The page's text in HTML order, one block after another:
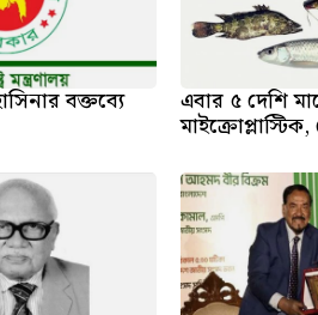
বক্তব্যে এবার ৫ দেশি